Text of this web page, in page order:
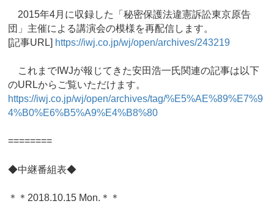
2015年4月に収録した「秘密保護法違憲訴訟東京原告
団」主催による講演会の模様を再配信します。
[記事URL] https://iwj.co.jp/wj/open/archives/243219
これまでIWJが報じてきた安田浩一氏関連の記事は以下
のURLからご覧いただけます。
https://iwj.co.jp/wj/open/archives/tag/%E5%AE%89%E7%9
4%B0%E6%B5%A9%E4%B8%80
========
◆中継番組表◆
＊＊2018.10.15 Mon.＊＊